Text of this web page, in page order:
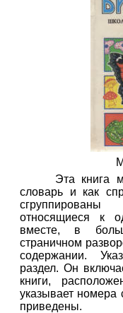
Эта книга
словарь и как
относящиеся к
вместе, в
страничном
содержании.
раздел. Он
книги,
указывает номера
приведены.